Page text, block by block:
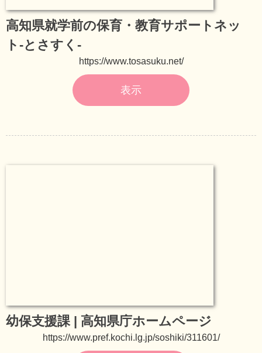
高知県就学前の保育・教育サポートネッ
ト-とさすく-
https://www.tosasuku.net/
表示
幼保支援課 | 高知県庁ホームページ
https://www.pref.kochi.lg.jp/soshiki/311601/